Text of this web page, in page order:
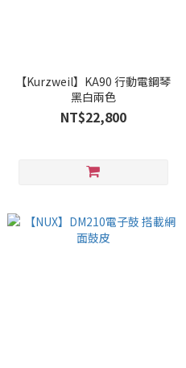
【Kurzweil】KA90 行動電鋼琴
黑白兩色
NT$22,800